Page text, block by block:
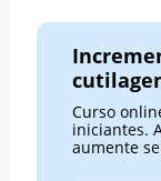
Curso
iniciantes.
aumente